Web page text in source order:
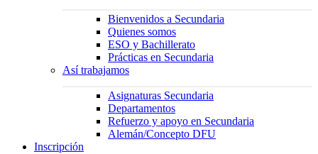
Bienvenidos a Secundaria
Quienes somos
ESO y Bachillerato
Prácticas en Secundaria
Así trabajamos
Asignaturas Secundaria
Departamentos
Refuerzo y apoyo en Secundaria
Alemán/Concepto DFU
Inscripción